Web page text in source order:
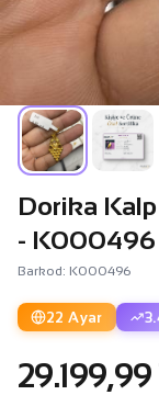
Dorika
- K000496
Barkod: K000496
22 Ayar
29.199,99